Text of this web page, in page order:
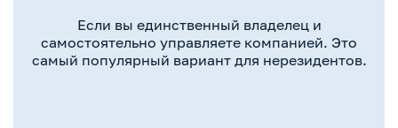
Если вы единственный владелец и
самостоятельно управляете компанией. Это
самый популярный вариант для нерезидентов.